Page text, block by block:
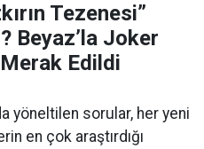
Tezenesi”
Beyaz’la Joker
Edildi
yöneltilen sorular, her yeni
en çok araştırdığı